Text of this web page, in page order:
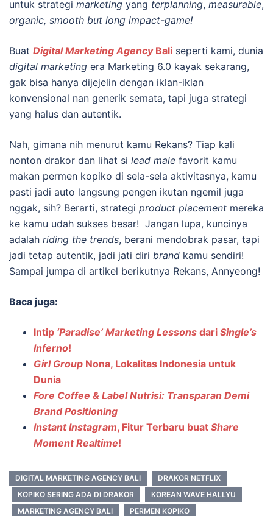
untuk strategi marketing yang terplanning, measurable,
organic, smooth but long impact-game!
Buat Digital Marketing Agency Bali seperti kami, dunia
digital marketing era Marketing 6.0 kayak sekarang,
gak bisa hanya dijejelin dengan iklan-iklan
konvensional nan generik semata, tapi juga strategi
yang halus dan autentik.
Nah, gimana nih menurut kamu Rekans? Tiap kali
nonton drakor dan lihat si lead male favorit kamu
makan permen kopiko di sela-sela aktivitasnya, kamu
pasti jadi auto langsung pengen ikutan ngemil juga
nggak, sih? Berarti, strategi product placement mereka
ke kamu udah sukses besar! Jangan lupa, kuncinya
adalah riding the trends, berani mendobrak pasar, tapi
jadi tetap autentik, jadi jati diri brand kamu sendiri!
Sampai jumpa di artikel berikutnya Rekans, Annyeong!
Baca juga:
Intip ‘Paradise’ Marketing Lessons dari Single’s
Inferno!
Girl Group Nona, Lokalitas Indonesia untuk
Dunia
Fore Coffee & Label Nutrisi: Transparan Demi
Brand Positioning
Instant Instagram, Fitur Terbaru buat Share
Moment Realtime!
DIGITAL MARKETING AGENCY BALI
DRAKOR NETFLIX
KOPIKO SERING ADA DI DRAKOR
KOREAN WAVE HALLYU
MARKETING AGENCY BALI
PERMEN KOPIKO